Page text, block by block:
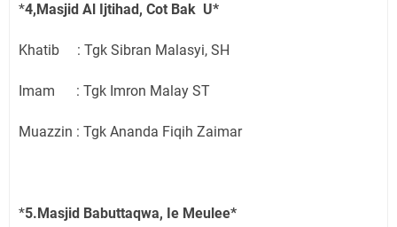
*4,Masjid Al Ijtihad, Cot Bak U*
Khatib : Tgk Sibran Malasyi, SH
Imam : Tgk Imron Malay ST
Muazzin : Tgk Ananda Fiqih Zaimar
*5.Masjid Babuttaqwa, Ie Meulee*